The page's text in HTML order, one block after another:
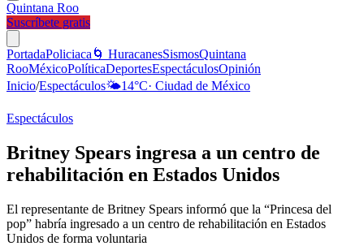
Quintana Roo
Suscríbete gratis
PortadaPoliciaca 🌀 HuracanesSismosQuintana
RooMéxicoPolíticaDeportesEspectáculosOpinión
Inicio/Espectáculos🌤️14°C· Ciudad de México
Espectáculos
Britney Spears ingresa a un centro de
rehabilitación en Estados Unidos
El representante de Britney Spears informó que la “Princesa del
pop” habría ingresado a un centro de rehabilitación en Estados
Unidos de forma voluntaria